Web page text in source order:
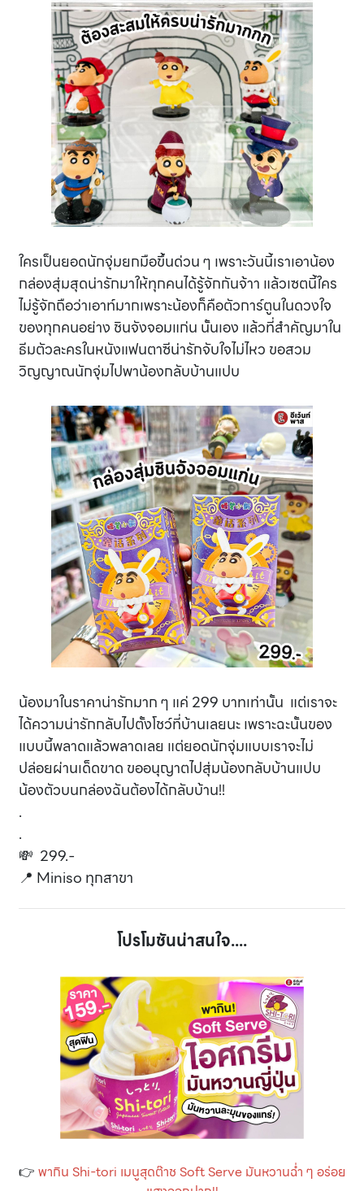
ใครเป็นยอดนักจุ่มยกมือขึ้นด่วน ๆ เพราะวันนี้เราเอาน้อง
กล่องสุ่มสุดน่ารักมาให้ทุกคนได้รู้จักกันจ้าา แล้วเซตนี้ใคร
ไม่รู้จักถือว่าเอาท์มากเพราะน้องก็คือตัวการ์ตูนในดวงใจ
ของทุกคนอย่าง ชินจังจอมแก่น นั้นเอง แล้วที่สำคัญมาใน
ธีมตัวละครในหนังแฟนตาซีน่ารักจับใจไม่ไหว ขอสวม
วิญญาณนักจุ่มไปพาน้องกลับบ้านแปบ
น้องมาในราคาน่ารักมาก ๆ แค่ 299 บาทเท่านั้น แต่เราจะ
ได้ความน่ารักกลับไปตั้งโชว์ที่บ้านเลยนะ เพราะฉะนั้นของ
แบบนี้พลาดแล้วพลาดเลย แต่ยอดนักจุ่มแบบเราจะไม่
ปล่อยผ่านเด็ดขาด ขออนุญาตไปสุ่มน้องกลับบ้านแปบ
น้องตัวบนกล่องฉันต้องได้กลับบ้าน!!
.
.
💸 299.-
📍 Miniso ทุกสาขา
โปรโมชันน่าสนใจ....
👉 พากิน Shi-tori เมนูสุดต๊าช Soft Serve มันหวานฉ่ำ ๆ อร่อย